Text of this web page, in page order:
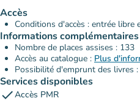
Accès
Conditions d'accès : entrée libre
Informations complémentaires
Nombre de places assises : 133
Accès au catalogue : Plus
Possibilité d'emprunt des livres
Services disponibles
checkAccès PMR